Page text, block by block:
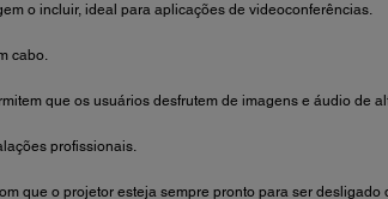
o incluir, ideal para aplicações de videoconferências.
cabo.
que os usuários desfrutem de imagens e áudio de
profissionais.
que o projetor esteja sempre pronto para ser desligado